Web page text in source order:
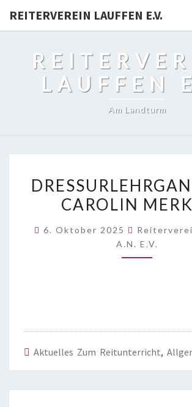
REITERVEREIN LAUFFEN E.V.
LAUFFEN
Am Landturm
MIT
CAROLIN
CAROLIN
6. Oktober 2025
A.N. E.V.
Aktuelles Zum Reitunterricht,